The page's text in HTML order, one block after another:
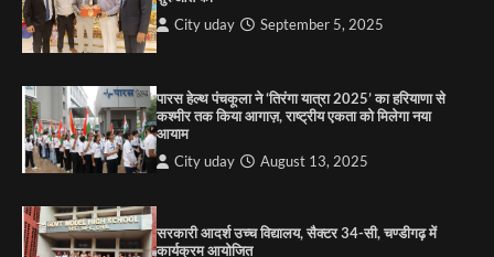
City uday September 5, 2025
पारस हेल्थ पंचकूला ने ‘तिरंगा यात्रा 2025’ का हरियाणा से
कश्मीर तक किया आगाज़, राष्ट्रीय एकता को मिलेगा नया
आयाम
City uday August 13, 2025
सरकारी आदर्श उच्च विद्यालय, सैक्टर 34-सी, चण्डीगढ़ में
कार्यक्रम आयोजित